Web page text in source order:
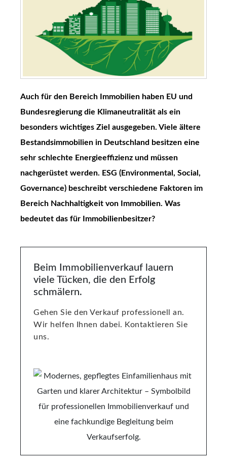
Auch für den Bereich Immobilien haben EU und
Bundesregierung die Klimaneutralität als ein
besonders wichtiges Ziel ausgegeben. Viele ältere
Bestandsimmobilien in Deutschland besitzen eine
sehr schlechte Energieeffizienz und müssen
nachgerüstet werden. ESG (Environmental, Social,
Governance) beschreibt verschiedene Faktoren im
Bereich Nachhaltigkeit von Immobilien. Was
bedeutet das für Immobilienbesitzer?
Beim Immobilienverkauf lauern
viele Tücken, die den Erfolg
schmälern.
Gehen Sie den Verkauf professionell an.
Wir helfen Ihnen dabei. Kontaktieren Sie
uns.